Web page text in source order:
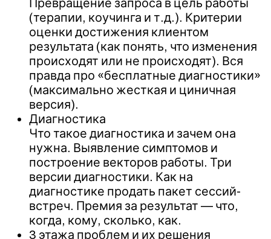
Превращение запроса в цель работы
(терапии, коучинга и т.д.). Критерии
оценки достижения клиентом
результата (как понять, что изменения
происходят или не происходят). Вся
правда про «бесплатные диагностики»
(максимально жесткая и циничная
версия).
Диагностика
Что такое диагностика и зачем она
нужна. Выявление симптомов и
построение векторов работы. Три
версии диагностики. Как на
диагностике продать пакет сессий-
встреч. Премия за результат — что,
когда, кому, сколько, как.
3 этажа проблем и их решения